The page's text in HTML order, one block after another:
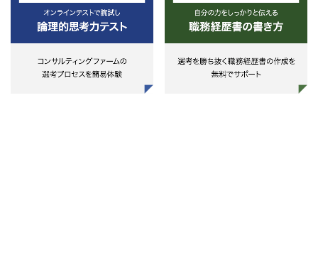
書類選考
1Day選考会当日 / 対面面接1回
※1〜1.5時間程度